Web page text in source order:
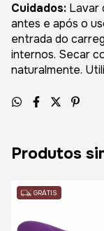
Cuidados: Lavar
antes e após o
entrada do
internos. Secar
naturalmente.
Produtos
GRÁTIS